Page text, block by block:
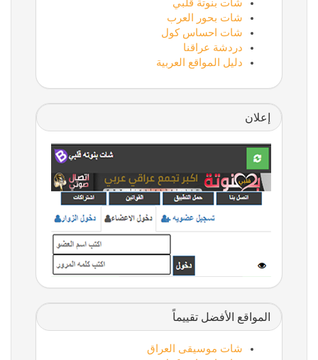
شات بنوتة قلبي
شات بحور العرب
شات احساس كول
دردشة عراقنا
دليل المواقع العربية
إعلان
المواقع الأفضل تقييماً
شات موسيقى العراق